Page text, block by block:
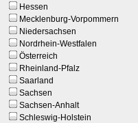
Hessen
Mecklenburg-Vorpommern
Niedersachsen
Nordrhein-Westfalen
Österreich
Rheinland-Pfalz
Saarland
Sachsen
Sachsen-Anhalt
Schleswig-Holstein